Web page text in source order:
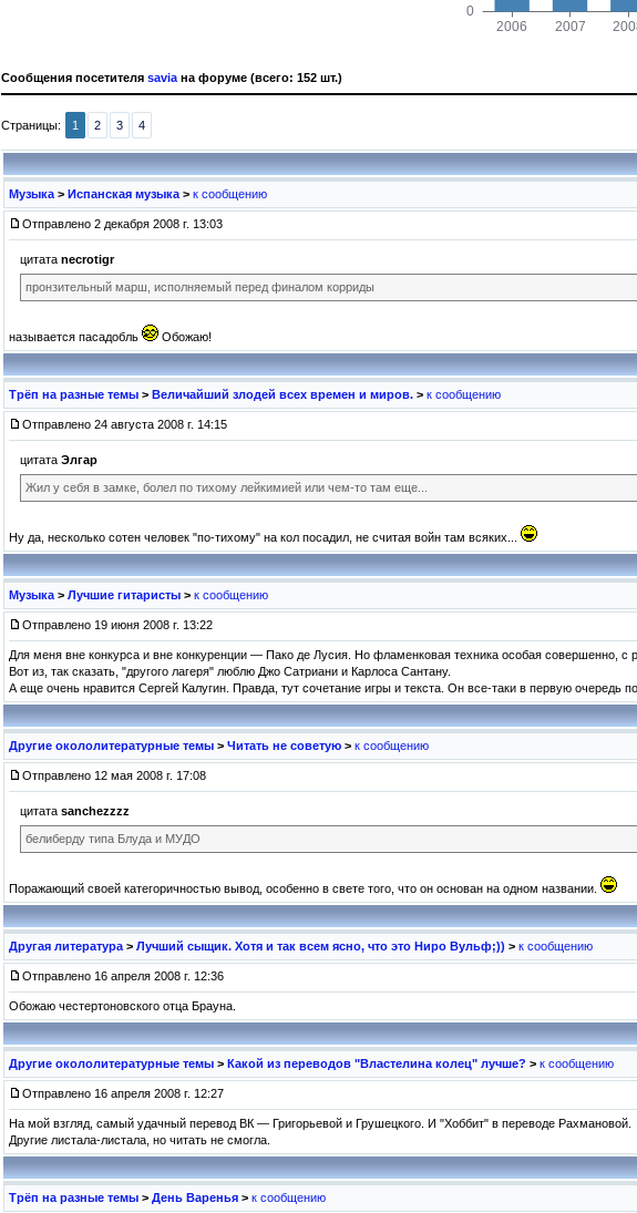
Сообщения посетителя savia на форуме (всего: 152 шт.)
Страницы: 1 2 3 4
Музыка > Испанская музыка > к сообщению
Отправлено 2 декабря 2008 г. 13:03
цитата necrotigr
пронзительный марш, исполняемый перед финалом корриды
называется пасадобль Обожаю!
Трёп на разные темы > Величайший злодей всех времен и миров. > к сообщению
Отправлено 24 августа 2008 г. 14:15
цитата Элгар
Жил у себя в замке, болел по тихому лейкимией или чем-то там еще...
Ну да, несколько сотен человек "по-тихому" на кол посадил, не считая войн там всяких...
Музыка > Лучшие гитаристы > к сообщению
Отправлено 19 июня 2008 г. 13:22
Для меня вне конкурса и вне конкуренции — Пако де Лусия. Но фламенковая техника особая совершенно, с
Вот из, так сказать, "другого лагеря" люблю Джо Сатриани и Карлоса Сантану.
А еще очень нравится Сергей Калугин. Правда, тут сочетание игры и текста. Он все-таки в первую очередь
Другие окололитературные темы > Читать не советую > к сообщению
Отправлено 12 мая 2008 г. 17:08
цитата sanchezzzz
белиберду типа Блуда и МУДО
Поражающий своей категоричностью вывод, особенно в свете того, что он основан на одном названии.
Другая литература > Лучший сыщик. Хотя и так всем ясно, что это Ниро Вульф;)) > к сообщению
Отправлено 16 апреля 2008 г. 12:36
Обожаю честертоновского отца Брауна.
Другие окололитературные темы > Какой из переводов "Властелина колец" лучше? > к сообщению
Отправлено 16 апреля 2008 г. 12:27
На мой взгляд, самый удачный перевод ВК — Григорьевой и Грушецкого. И "Хоббит" в переводе Рахмановой.
Другие листала-листала, но читать не смогла.
Трёп на разные темы > День Варенья > к сообщению